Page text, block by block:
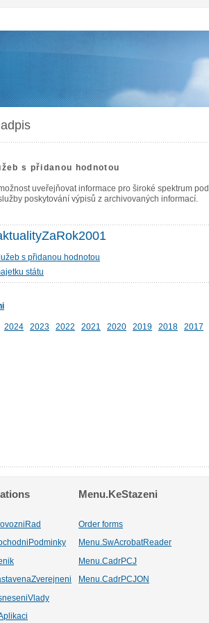
s přidanou hodnotou
uveřejňovat informace pro široké spektrum
poskytování výpisů z archivovaných informací.
s přidanou hodnotou
státu
2024 2023 2022 2021 2020 2019 2018 2017
Menu.KeStazeni
Order forms
Menu.SwAcrobatReader
Menu.CadrPCJ
Menu.CadrPCJON